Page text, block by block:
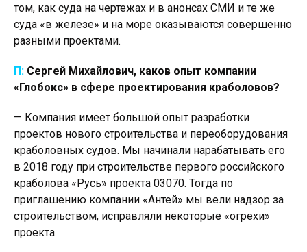
том, как суда на чертежах и в анонсах СМИ и те же
суда «в железе» и на море оказываются совершенно
разными проектами.
П: Сергей Михайлович, каков опыт компании
«Глобокс» в сфере проектирования краболовов?
— Компания имеет большой опыт разработки
проектов нового строительства и переоборудования
краболовных судов. Мы начинали нарабатывать его
в 2018 году при строительстве первого российского
краболова «Русь» проекта 03070. Тогда по
приглашению компании «Антей» мы вели надзор за
строительством, исправляли некоторые «огрехи»
проекта.